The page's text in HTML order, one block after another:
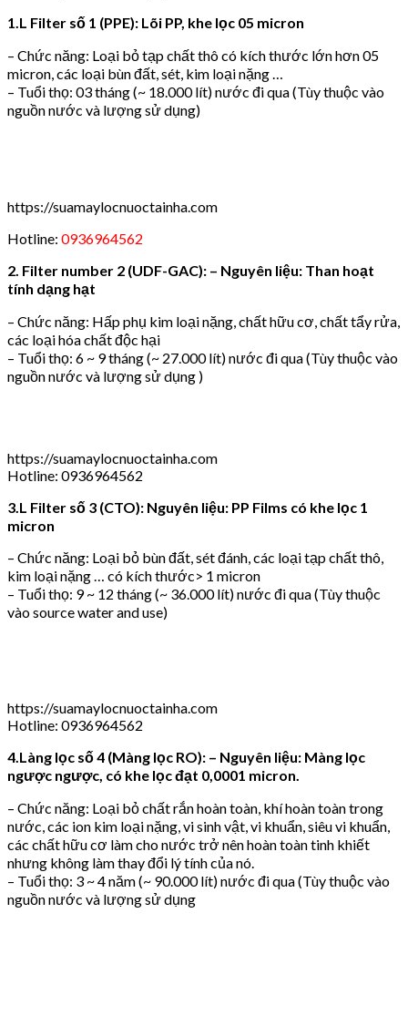
1.L Filter số 1 (PPE): Lõi PP, khe lọc 05 micron
– Chức năng: Loại bỏ tạp chất thô có kích thước lớn hơn 05
micron, các loại bùn đất, sét, kim loại nặng …
– Tuổi thọ: 03 tháng (~ 18.000 lít) nước đi qua (Tùy thuộc vào
nguồn nước và lượng sử dụng)
https://suamaylocnuoctainha.com
Hotline: 0936964562
2. Filter number 2 (UDF-GAC): – Nguyên liệu: Than hoạt
tính dạng hạt
– Chức năng: Hấp phụ kim loại nặng, chất hữu cơ, chất tẩy rửa,
các loại hóa chất độc hại
– Tuổi thọ: 6 ~ 9 tháng (~ 27.000 lít) nước đi qua (Tùy thuộc vào
nguồn nước và lượng sử dụng )
https://suamaylocnuoctainha.com
Hotline: 0936964562
3.L Filter số 3 (CTO): Nguyên liệu: PP Films có khe lọc 1
micron
– Chức năng: Loại bỏ bùn đất, sét đánh, các loại tạp chất thô,
kim loại nặng … có kích thước> 1 micron
– Tuổi thọ: 9 ~ 12 tháng (~ 36.000 lít) nước đi qua (Tùy thuộc
vào source water and use)
https://suamaylocnuoctainha.com
Hotline: 0936964562
4.Làng lọc số 4 (Màng lọc RO): – Nguyên liệu: Màng lọc
ngược ngược, có khe lọc đạt 0,0001 micron.
– Chức năng: Loại bỏ chất rắn hoàn toàn, khí hoàn toàn trong
nước, các ion kim loại nặng, vi sinh vật, vi khuẩn, siêu vi khuẩn,
các chất hữu cơ làm cho nước trở nên hoàn toàn tinh khiết
nhưng không làm thay đổi lý tính của nó.
– Tuổi thọ: 3 ~ 4 năm (~ 90.000 lít) nước đi qua (Tùy thuộc vào
nguồn nước và lượng sử dụng